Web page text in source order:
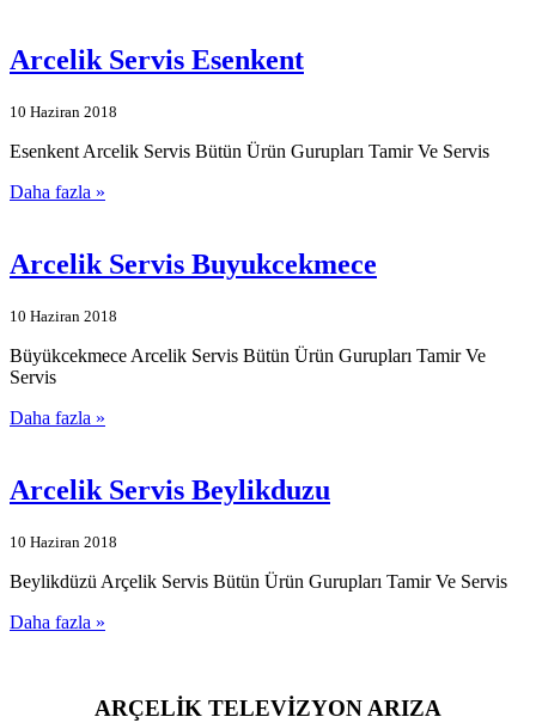
Arcelik Servis Esenkent
10 Haziran 2018
Esenkent Arcelik Servis Bütün Ürün Gurupları Tamir Ve Servis
Daha fazla »
Arcelik Servis Buyukcekmece
10 Haziran 2018
Büyükcekmece Arcelik Servis Bütün Ürün Gurupları Tamir Ve
Servis
Daha fazla »
Arcelik Servis Beylikduzu
10 Haziran 2018
Beylikdüzü Arçelik Servis Bütün Ürün Gurupları Tamir Ve Servis
Daha fazla »
ARÇELİK TELEVİZYON ARIZA